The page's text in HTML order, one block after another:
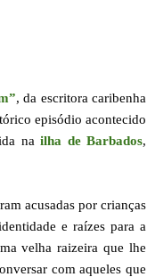
, da escritora caribenha
episódio acontecido
nailha de Barbados,
acusadas por crianças
e raízes para a
velha raizeira que lhe
com aqueles que